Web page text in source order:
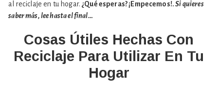
al reciclaje en tu hogar.¿Qué esperas? ¡Empecemos!.Si quieres
saber más, lee hasta el final…
Cosas Útiles Hechas Con
Reciclaje Para Utilizar En Tu
Hogar